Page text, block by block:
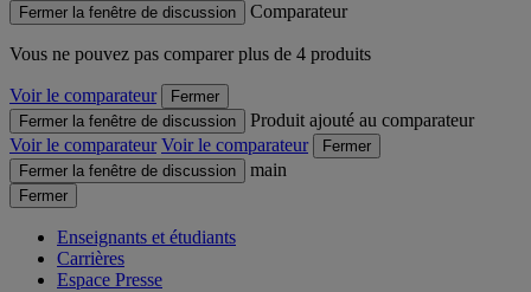
Fermer la fenêtre de discussion
Comparateur
Vous ne pouvez pas comparer plus de 4 produits
Voir le comparateur
Fermer
Fermer la fenêtre de discussion
Produit ajouté au comparateur
Voir le comparateur Voir le comparateur
Fermer
Fermer la fenêtre de discussion
main
Fermer
Enseignants et étudiants
Carrières
Espace Presse